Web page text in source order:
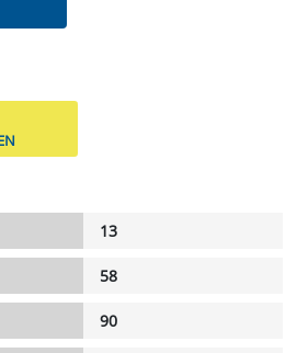
13
58
90